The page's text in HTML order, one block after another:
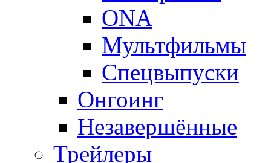
ONA
Мультфильмы
Спецвыпуски
Онгоинг
Незавершённые
Трейлеры